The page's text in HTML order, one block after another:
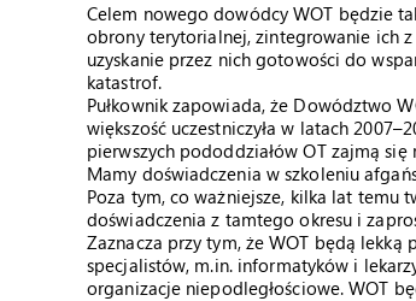
Celem nowego dowódcy WOT będzie
obrony terytorialnej, zintegrowanie ich
uzyskanie przez nich gotowości do
katastrof.
Pułkownik zapowiada, że Dowództwo
większość uczestniczyła w latach
pierwszych pododdziałów OT zajmą
Mamy doświadczenia w szkoleniu
Poza tym, co ważniejsze, kilka lat temu
doświadczenia z tamtego okresu i
Zaznacza przy tym, że WOT będą
specjalistów, m.in. informatyków i
organizacje niepodległościowe. WOT